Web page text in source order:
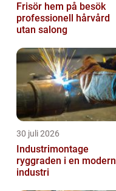
Frisör hem på besök
professionell hårvård
utan salong
30 juli 2026
Industrimontage
ryggraden i en modern
industri